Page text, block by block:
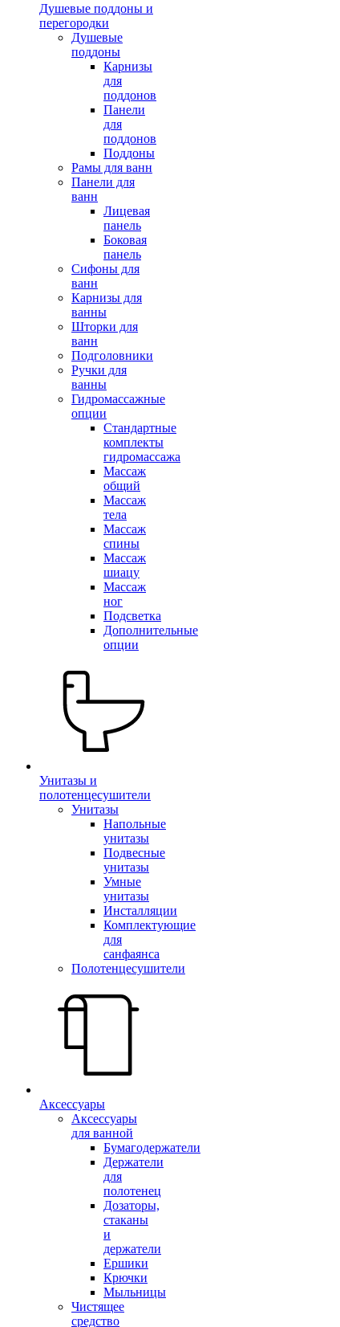
Душевые поддоны и
перегородки
Душевые
поддоны
Карнизы
для
поддонов
Панели
для
поддонов
Поддоны
Рамы для ванн
Панели для
ванн
Лицевая
панель
Боковая
панель
Сифоны для
ванн
Карнизы для
ванны
Шторки для
ванн
Подголовники
Ручки для
ванны
Гидромассажные
опции
Стандартные
комплекты
гидромассажа
Массаж
общий
Массаж
тела
Массаж
спины
Массаж
шиацу
Массаж
ног
Подсветка
Дополнительные
опции
Унитазы и
полотенцесушители
Унитазы
Напольные
унитазы
Подвесные
унитазы
Умные
унитазы
Инсталляции
Комплектующие
для
санфаянса
Полотенцесушители
Аксессуары
Аксессуары
для ванной
Бумагодержатели
Держатели
для
полотенец
Дозаторы,
стаканы
и
держатели
Ершики
Крючки
Мыльницы
Чистящее
средство